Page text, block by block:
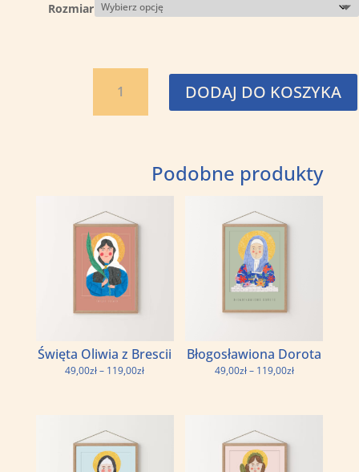
Rozmiar
Święta
Natalia
DODAJ DO KOSZYKA
Podobne produkty
Święta Oliwia z Brescii
49,00zł– 119,00złZakres
Błogosławiona Dorota
49,00zł– 119,00złZakres